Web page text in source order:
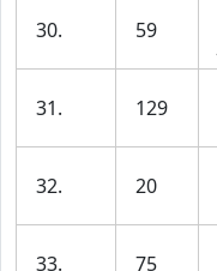
30. 59
31. 129
32. 20
33. 75